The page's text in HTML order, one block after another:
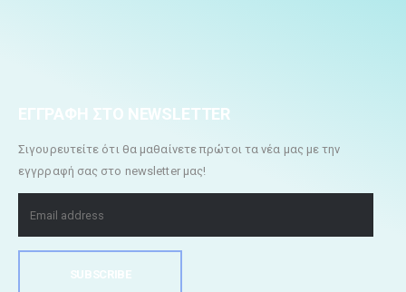
ΕΓΓΡΑΦΗ ΣΤΟ NEWSLETTER
Σιγουρευτείτε ότι θα μαθαίνετε πρώτοι τα νέα μας με την
εγγρραφή σας στο newsletter μας!